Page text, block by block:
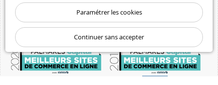
Paramétrer les cookies
Continuer sans accepter